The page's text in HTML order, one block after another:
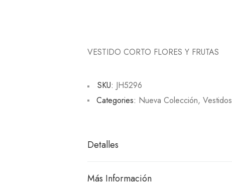
VESTIDO CORTO FLORES Y FRUTAS
SKU: JH5296
Categories: Nueva Colección,Vestidos
Detalles
Más Información